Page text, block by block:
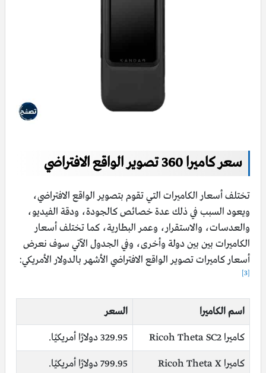
سعر كاميرا 360 تصوير الواقع الافتراضي
تختلف أسعار الكاميرات التي تقوم بتصوير الواقع الافتراضي،
ويعود السبب في ذلك عدة خصائص كالجودة، ودقة الفيديو،
والعدسات، والاستقرار، وعمر البطارية، كما تختلف أسعار
الكاميرات بين بين دولة وأخرى، وفي الجدول الآتي سوف نعرض
أسعار كاميرات تصوير الواقع الافتراضي الأشهر بالدولار الأمريكي:
[3]
اسم الكاميرا السعر
كاميرا Ricoh Theta SC2 329.95 دولارًا أمريكيًا.
كاميرا Ricoh Theta X 799.95 دولارًا أمريكيًا.